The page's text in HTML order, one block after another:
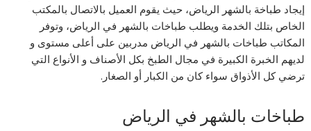
إيجاد طباخة بالشهر الرياض، حيث يقوم العميل بالاتصال بالمكتب
الخاص بتلك الخدمة ويطلب طباخات بالشهر في الرياض، وتوفر
المكاتب طباخات بالشهر في الرياض مدربين على أعلى مستوى و
لديهم الخبرة الكبيرة في مجال الطبخ بكل الأصناف و الأنواع التي
ترضي كل الأذواق سواء كان من الكبار أو الصغار.
طباخات بالشهر في الرياض